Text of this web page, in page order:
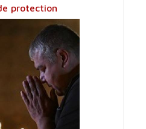
protection